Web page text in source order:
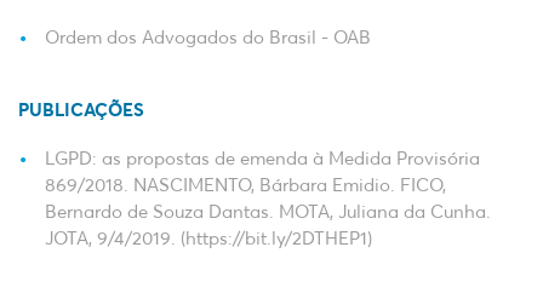
Ordem dos Advogados do Brasil - OAB
PUBLICAÇÕES
LGPD: as propostas de emenda à Medida Provisória
869/2018. NASCIMENTO, Bárbara Emidio. FICO,
Bernardo de Souza Dantas. MOTA, Juliana da Cunha.
JOTA, 9/4/2019. (https://bit.ly/2DTHEP1)